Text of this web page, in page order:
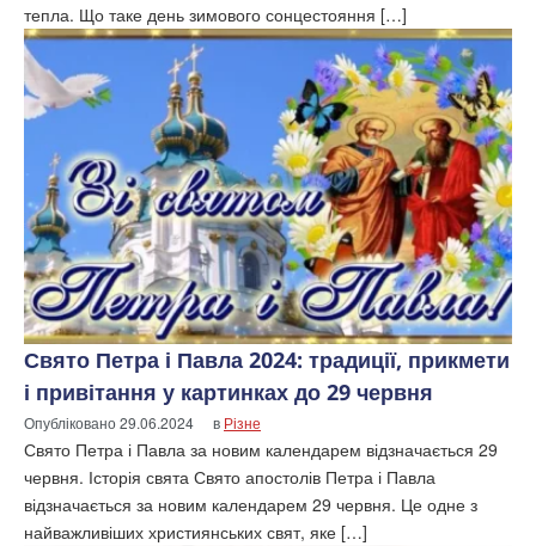
тепла. Що таке день зимового сонцестояння […]
Свято Петра і Павла 2024: традиції, прикмети
і привітання у картинках до 29 червня
Опубліковано29.06.2024 в Різне
Свято Петра і Павла за новим календарем відзначається 29
червня. Історія свята Свято апостолів Петра і Павла
відзначається за новим календарем 29 червня. Це одне з
найважливіших християнських свят, яке […]